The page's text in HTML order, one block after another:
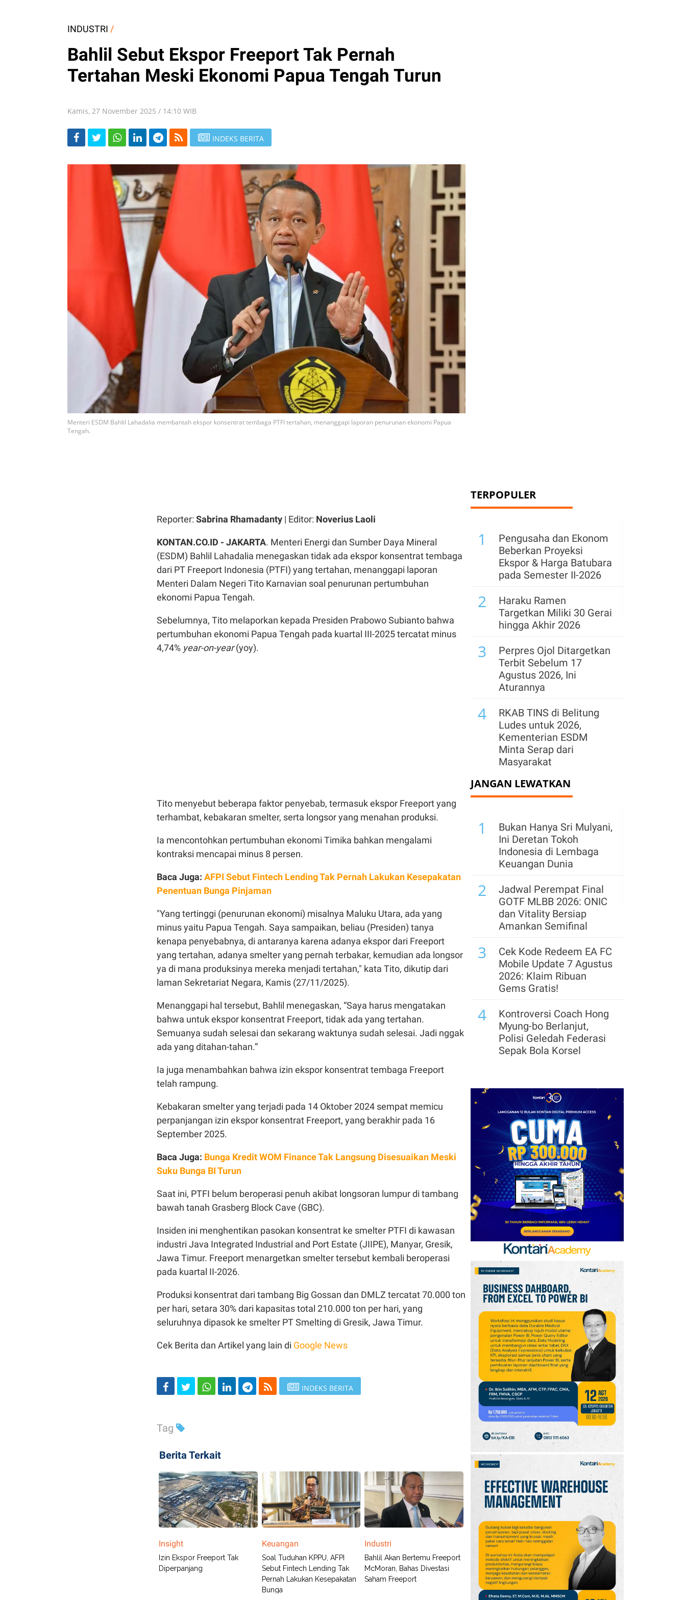
INDUSTRI /
Bahlil Sebut Ekspor Freeport Tak Pernah
Tertahan Meski Ekonomi Papua Tengah Turun
Kamis, 27 November 2025 / 14:10 WIB
INDEKS BERITA
Menteri ESDM Bahlil Lahadalia membantah ekspor konsentrat tembaga PTFI tertahan, menanggapi laporan penurunan ekonomi Papua
Tengah.
Reporter: Sabrina Rhamadanty | Editor: Noverius Laoli
KONTAN.CO.ID - JAKARTA. Menteri Energi dan Sumber Daya Mineral
(ESDM) Bahlil Lahadalia menegaskan tidak ada ekspor konsentrat tembaga
dari PT Freeport Indonesia (PTFI) yang tertahan, menanggapi laporan
Menteri Dalam Negeri Tito Karnavian soal penurunan pertumbuhan
ekonomi Papua Tengah.
Sebelumnya, Tito melaporkan kepada Presiden Prabowo Subianto bahwa
pertumbuhan ekonomi Papua Tengah pada kuartal III-2025 tercatat minus
4,74% year-on-year(yoy).
Tito menyebut beberapa faktor penyebab, termasuk ekspor Freeport yang
terhambat, kebakaran smelter, serta longsor yang menahan produksi.
Ia mencontohkan pertumbuhan ekonomi Timika bahkan mengalami
kontraksi mencapai minus 8 persen.
Baca Juga: AFPI Sebut Fintech Lending Tak Pernah Lakukan Kesepakatan
Penentuan Bunga Pinjaman
"Yang tertinggi (penurunan ekonomi) misalnya Maluku Utara, ada yang
minus yaitu Papua Tengah. Saya sampaikan, beliau (Presiden) tanya
kenapa penyebabnya, di antaranya karena adanya ekspor dari Freeport
yang tertahan, adanya smelter yang pernah terbakar, kemudian ada longsor
ya di mana produksinya mereka menjadi tertahan," kata Tito, dikutip dari
laman Sekretariat Negara, Kamis (27/11/2025).
Menanggapi hal tersebut, Bahlil menegaskan, “Saya harus mengatakan
bahwa untuk ekspor konsentrat Freeport, tidak ada yang tertahan.
Semuanya sudah selesai dan sekarang waktunya sudah selesai. Jadi nggak
ada yang ditahan-tahan.”
Ia juga menambahkan bahwa izin ekspor konsentrat tembaga Freeport
telah rampung.
Kebakaran smelter yang terjadi pada 14 Oktober 2024 sempat memicu
perpanjangan izin ekspor konsentrat Freeport, yang berakhir pada 16
September 2025.
Baca Juga: Bunga Kredit WOM Finance Tak Langsung Disesuaikan Meski
Suku Bunga BI Turun
Saat ini, PTFI belum beroperasi penuh akibat longsoran lumpur di tambang
bawah tanah Grasberg Block Cave (GBC).
Insiden ini menghentikan pasokan konsentrat ke smelter PTFI di kawasan
industri Java Integrated Industrial and Port Estate (JIIPE), Manyar, Gresik,
Jawa Timur. Freeport menargetkan smelter tersebut kembali beroperasi
pada kuartal II-2026.
Produksi konsentrat dari tambang Big Gossan dan DMLZ tercatat 70.000 ton
per hari, setara 30% dari kapasitas total 210.000 ton per hari, yang
seluruhnya dipasok ke smelter PT Smelting di Gresik, Jawa Timur.
Cek Berita dan Artikel yang lain di Google News
INDEKS BERITA
Tag
Berita Terkait
Insight
Izin Ekspor Freeport Tak
Diperpanjang
Keuangan
Soal Tuduhan KPPU, AFPI
Sebut Fintech Lending Tak
Pernah Lakukan Kesepakatan
Bunga
Industri
Bahlil Akan Bertemu Freeport
McMoran, Bahas Divestasi
Saham Freeport
TERPOPULER
1
Pengusaha dan Ekonom
Beberkan Proyeksi
Ekspor & Harga Batubara
pada Semester II-2026
2
Haraku Ramen
Targetkan Miliki 30 Gerai
hingga Akhir 2026
3
Perpres Ojol Ditargetkan
Terbit Sebelum 17
Agustus 2026, Ini
Aturannya
4
RKAB TINS di Belitung
Ludes untuk 2026,
Kementerian ESDM
Minta Serap dari
Masyarakat
5
RKAB PT Timah 2026 di
Belitung Habis, Perpres
Timah Rakyat
Daya Beli Belum Pulih,
Pelaku Pusat Belanja
Bidik Transaksi Rp 38
Triliun di ISF 2026
Indonesia Gandeng
Rubicon Carbon, Garap
70.000 Hektare
Knight Frank: Pasar
Perkantoran Jakarta
Hunian Capai 80%
Freeport Ajukan
Perpanjangan IUPK
10 GAPKI Dorong
Produktivitas dan
Hilirisasi Demi Genjot
Daya Saing Industri
Sawit
JANGAN LEWATKAN
1
Bukan Hanya Sri Mulyani,
Ini Deretan Tokoh
Indonesia di Lembaga
Keuangan Dunia
2
Jadwal Perempat Final
GOTF MLBB 2026: ONIC
dan Vitality Bersiap
Amankan Semifinal
3
Cek Kode Redeem EA FC
Mobile Update 7 Agustus
2026: Klaim Ribuan
Gems Gratis!
4
Kontroversi Coach Hong
Myung-bo Berlanjut,
Polisi Geledah Federasi
Sepak Bola Korsel
Treasuri 9,63 Miliar, Cek
Profil Emiten DSSA
hingga Kinerjanya
Arsenal Perpanjang
Kerja Sama dengan
Emirates hingga 2033, Ini
Detail Kemitraannya
7
Klasemen Grup A Piala
AFF 2026: Ini Skenario
Indonesia Lolos ke
Semifinal
8
FIFA Akhirnya Cairkan
Hadiah Timnas Yordania
yang Tertunda 8 Bulan
9
Promo Alfamart Murah
Banget 7–13 Agustus
2026, Sunlight hingga
Bebelac Diskon
10 Promo JSM Superindo
7–9 Agustus 2026,
Minyak Goreng Rp37.900
hingga Buah Diskon 50%